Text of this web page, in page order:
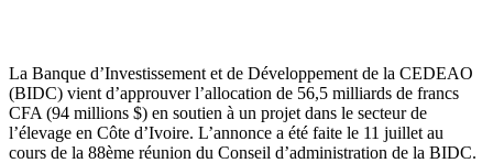
La Banque d’Investissement et de Développement de la CEDEAO
(BIDC) vient d’approuver l’allocation de 56,5 milliards de francs
CFA (94 millions $) en soutien à un projet dans le secteur de
l’élevage en Côte d’Ivoire. L’annonce a été faite le 11 juillet au
cours de la 88ème réunion du Conseil d’administration de la BIDC.